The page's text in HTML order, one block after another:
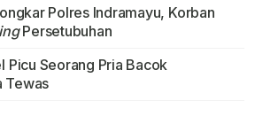
Polres Indramayu, Korban
Persetubuhan
Picu Seorang Pria Bacok
Tewas